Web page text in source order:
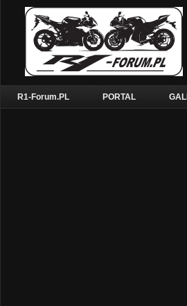
R1-Forum.PL PORTAL